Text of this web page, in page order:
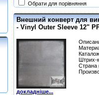
Обрати для порівняння
Внешний конверт для
- Vinyl Outer Sleeve 12"
докладніше...
Штрих-
Страна